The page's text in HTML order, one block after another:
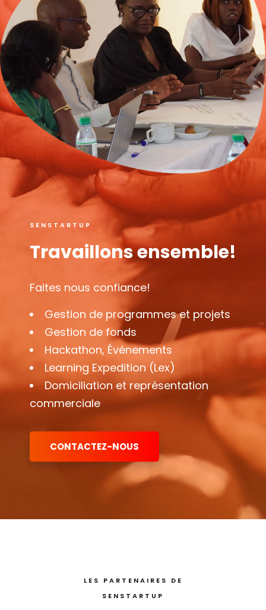
SENSTARTUP
Travaillons ensemble!
Faites nous confiance!
Gestion de programmes et projets
Gestion de fonds
Hackathon, Événements
Learning Expedition (Lex)
Domiciliation et représentation
commerciale
CONTACTEZ-NOUS
LES PARTENAIRES DE
SENSTARTUP